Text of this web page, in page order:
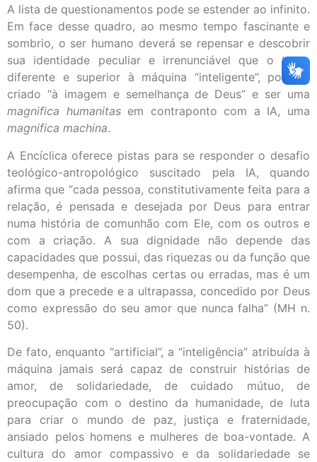
A lista de questionamentos pode se estender ao infinito.
Em face desse quadro, ao mesmo tempo fascinante e
sombrio, o ser humano deverá se repensar e descobrir
sua identidade peculiar e irrenunciável que o torna
diferente e superior à máquina “inteligente”, por ser
criado “à imagem e semelhança de Deus” e ser uma
magnifica humanitasem contraponto com a IA, uma
magnifica machina.
A Encíclica oferece pistas para se responder o desafio
teológico-antropológico suscitado pela IA, quando
afirma que “cada pessoa, constitutivamente feita para a
relação, é pensada e desejada por Deus para entrar
numa história de comunhão com Ele, com os outros e
com a criação. A sua dignidade não depende das
capacidades que possui, das riquezas ou da função que
desempenha, de escolhas certas ou erradas, mas é um
dom que a precede e a ultrapassa, concedido por Deus
como expressão do seu amor que nunca falha” (MH n.
50).
De fato, enquanto “artificial”, a “inteligência” atribuída à
máquina jamais será capaz de construir histórias de
amor, de solidariedade, de cuidado mútuo, de
preocupação com o destino da humanidade, de luta
para criar o mundo de paz, justiça e fraternidade,
ansiado pelos homens e mulheres de boa-vontade. A
cultura do amor compassivo e da solidariedade se